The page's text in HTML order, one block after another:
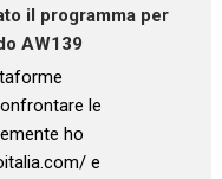
il programma per
AW139
le
ho
e